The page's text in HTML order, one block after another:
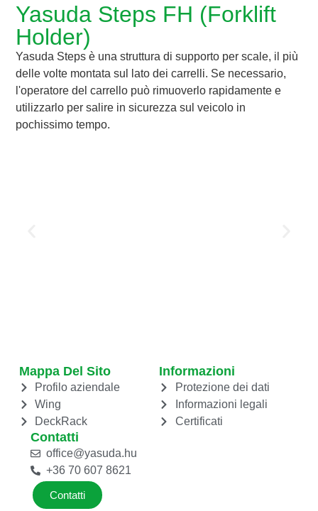
Yasuda Steps FH (Forklift
Holder)
Yasuda Steps è una struttura di supporto per scale, il più
delle volte montata sul lato dei carrelli. Se necessario,
l'operatore del carrello può rimuoverlo rapidamente e
utilizzarlo per salire in sicurezza sul veicolo in
pochissimo tempo.
Mappa Del Sito
Profilo aziendale
Wing
DeckRack
Informazioni
Protezione dei dati
Informazioni legali
Certificati
Contatti
office@yasuda.hu
+36 70 607 8621
Contatti